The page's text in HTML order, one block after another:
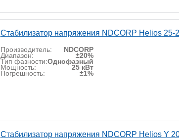
Стабилизатор напряжения NDCORP Helios 25-
Производитель: NDCORP
Диапазон: ±20%
Тип фазности:Однофазный
Мощность: 25 кВт
Погрешность: ±1%
Стабилизатор напряжения NDCORP Helios Y